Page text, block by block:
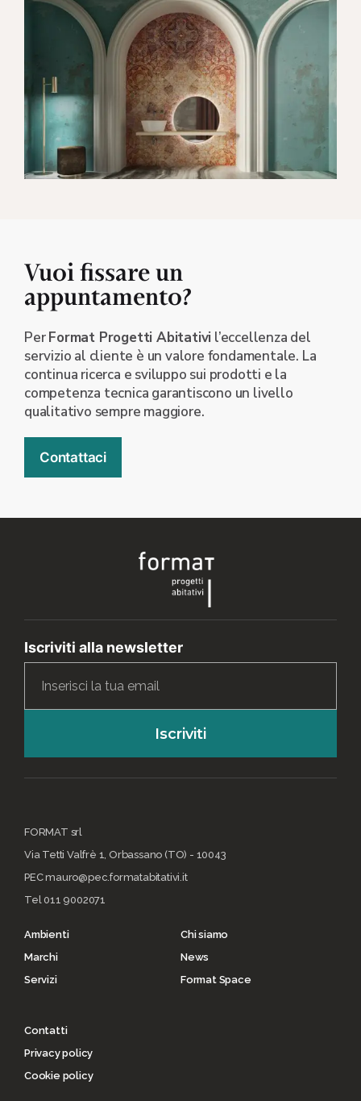
Vuoi fissare un
appuntamento?
PerFormat Progetti Abitativi l’eccellenza del
servizio al cliente è un valore fondamentale. La
continua ricerca e sviluppo sui prodotti e la
competenza tecnica garantiscono un livello
qualitativo sempre maggiore.
Contattaci
Iscriviti alla newsletter
Iscriviti
FORMAT srl
Via Tetti Valfrè 1, Orbassano (TO) - 10043
PEC mauro@pec.formatabitativi.it
Tel 011 9002071
Ambienti
Marchi
Servizi
Chi siamo
News
Format Space
Contatti
Privacy policy
Cookie policy